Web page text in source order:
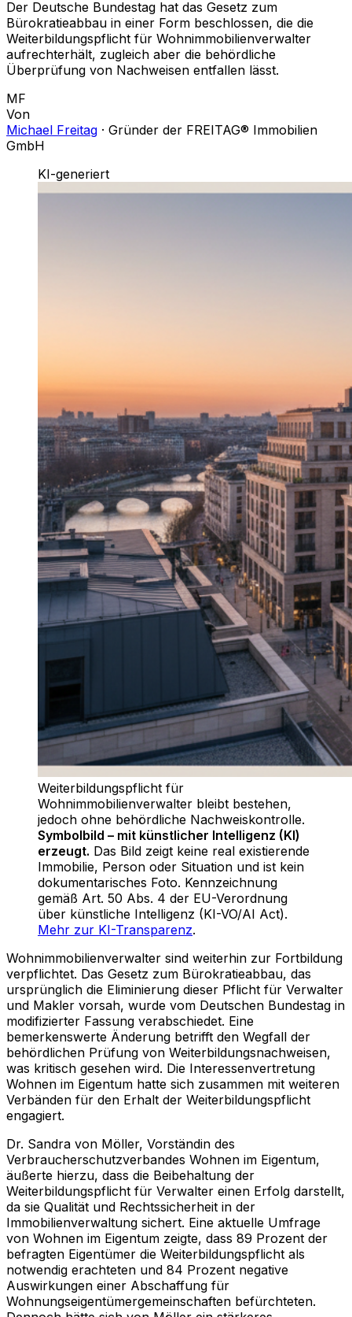
Der Deutsche Bundestag hat das Gesetz zum
Bürokratieabbau in einer Form beschlossen, die die
Weiterbildungspflicht für Wohnimmobilienverwalter
aufrechterhält, zugleich aber die behördliche
Überprüfung von Nachweisen entfallen lässt.
MF
Von
Michael Freitag · Gründer der FREITAG® Immobilien
GmbH
KI-generiert
Weiterbildungspflicht für
Wohnimmobilienverwalter bleibt bestehen,
jedoch ohne behördliche Nachweiskontrolle.
Symbolbild – mit künstlicher Intelligenz (KI)
erzeugt. Das Bild zeigt keine real existierende
Immobilie, Person oder Situation und ist kein
dokumentarisches Foto. Kennzeichnung
gemäß Art. 50 Abs. 4 der EU-Verordnung
über künstliche Intelligenz (KI-VO/AI Act).
Mehr zur KI-Transparenz.
Wohnimmobilienverwalter sind weiterhin zur Fortbildung
verpflichtet. Das Gesetz zum Bürokratieabbau, das
ursprünglich die Eliminierung dieser Pflicht für Verwalter
und Makler vorsah, wurde vom Deutschen Bundestag in
modifizierter Fassung verabschiedet. Eine
bemerkenswerte Änderung betrifft den Wegfall der
behördlichen Prüfung von Weiterbildungsnachweisen,
was kritisch gesehen wird. Die Interessenvertretung
Wohnen im Eigentum hatte sich zusammen mit weiteren
Verbänden für den Erhalt der Weiterbildungspflicht
engagiert.
Dr. Sandra von Möller, Vorständin des
Verbraucherschutzverbandes Wohnen im Eigentum,
äußerte hierzu, dass die Beibehaltung der
Weiterbildungspflicht für Verwalter einen Erfolg darstellt,
da sie Qualität und Rechtssicherheit in der
Immobilienverwaltung sichert. Eine aktuelle Umfrage
von Wohnen im Eigentum zeigte, dass 89 Prozent der
befragten Eigentümer die Weiterbildungspflicht als
notwendig erachteten und 84 Prozent negative
Auswirkungen einer Abschaffung für
Wohnungseigentümergemeinschaften befürchteten.